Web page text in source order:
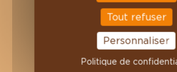
Nous contacter
On recrute
VOTRE COMPTE
Tout refuser
Personnaliser
Politique de